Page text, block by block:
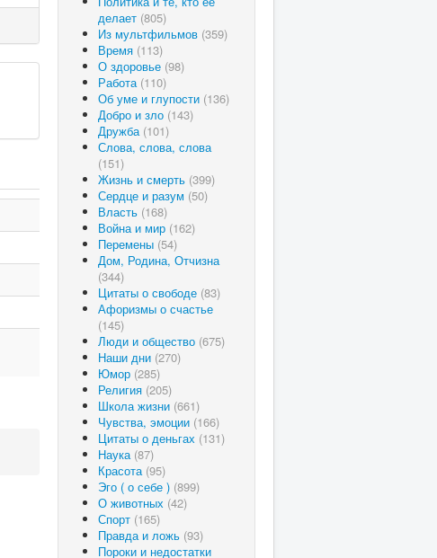
делает (805)
Из мультфильмов (359)
Время (113)
О здоровье (98)
Работа (110)
Об уме и глупости (136)
Добро и зло (143)
Дружба (101)
Слова, слова, слова
(151)
Жизнь и смерть (399)
Сердце и разум (50)
Власть (168)
Война и мир (162)
Перемены (54)
Дом, Родина, Отчизна
(344)
Цитаты о свободе (83)
Афоризмы о счастье
(145)
Люди и общество (675)
Наши дни (270)
Юмор (285)
Религия (205)
Школа жизни (661)
Чувства, эмоции (166)
Цитаты о деньгах (131)
Наука (87)
Красота (95)
Эго ( о себе ) (899)
О животных (42)
Спорт (165)
Правда и ложь (93)
Пороки и недостатки